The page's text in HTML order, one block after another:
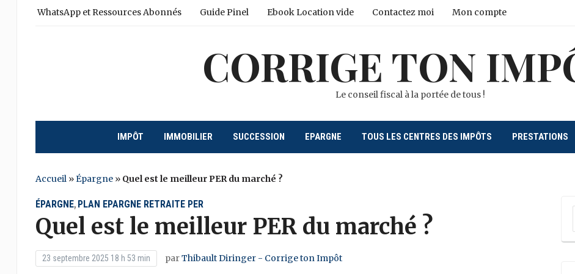
WhatsApp et Ressources Abonnés Guide Pinel Ebook Location vide Contactez moi Mon compte
CORRIGE TON
Le conseil fiscal à la portée de tous !
IMPÔT IMMOBILIER SUCCESSION EPARGNE TOUS LES CENTRES DES IMPÔTS PRESTATIONS
Accueil»Épargne» Quel est le meilleur PER du marché ?
ÉPARGNE, PLAN EPARGNE RETRAITE PER
Quel est le meilleur PER du marché ?
23 septembre 2025 18 h 53 min parThibault Diringer - Corrige ton Impôt